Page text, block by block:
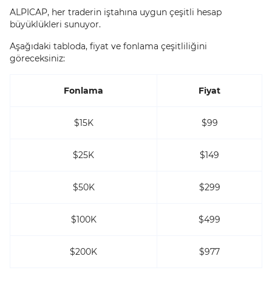
ALPICAP, her traderin iştahına uygun çeşitli hesap
büyüklükleri sunuyor.
Aşağıdaki tabloda, fiyat ve fonlama çeşitliliğini
göreceksiniz:
Fonlama Fiyat
$15K $99
$25K $149
$50K $299
$100K $499
$200K $977